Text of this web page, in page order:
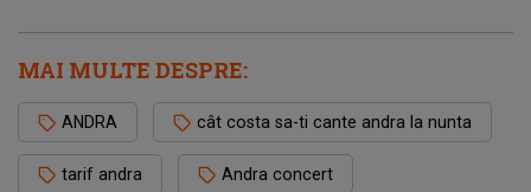
MAI MULTE DESPRE:
ANDRA cât costa sa-ti cante andra la nunta
tarif andra Andra concert